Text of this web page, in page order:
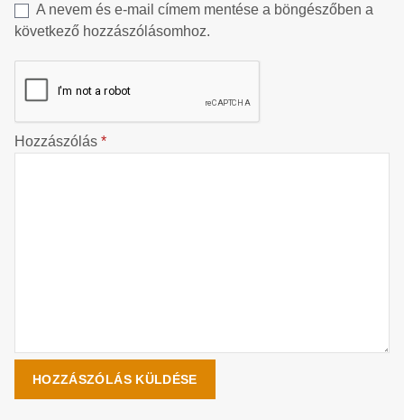
A nevem és e-mail címem mentése a böngészőben a
következő hozzászólásomhoz.
Hozzászólás *